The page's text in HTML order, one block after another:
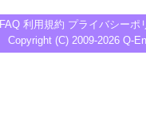
FAQ 利用規約 プライバシーポ
Copyright (C) 2009-2026 Q-